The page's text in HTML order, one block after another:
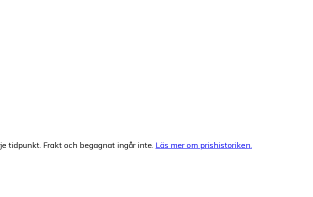
tidpunkt. Frakt och begagnat ingår inte. Läs mer om prishistoriken.